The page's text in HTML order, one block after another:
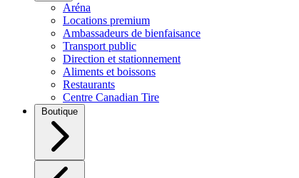
Aréna
Locations premium
Ambassadeurs de bienfaisance
Transport public
Direction et stationnement
Aliments et boissons
Restaurants
Centre Canadian Tire
Boutique